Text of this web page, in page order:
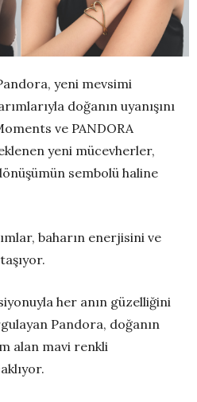
yeni mevsimi
doğanın uyanışını
ve PANDORA
yeni mücevherler,
sembolü haline
baharın enerjisini ve
her anın güzelliğini
Pandora, doğanın
alan mavi renkli